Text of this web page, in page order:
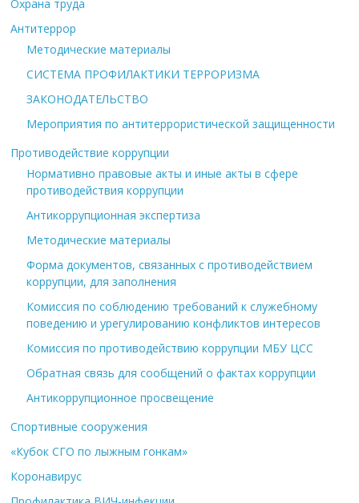
Охрана труда
Антитеррор
Методические материалы
СИСТЕМА ПРОФИЛАКТИКИ ТЕРРОРИЗМА
ЗАКОНОДАТЕЛЬСТВО
Мероприятия по антитеррористической защищенности
Противодействие коррупции
Нормативно правовые акты и иные акты в сфере
противодействия коррупции
Антикоррупционная экспертиза
Методические материалы
Форма документов, связанных с противодействием
коррупции, для заполнения
Комиссия по соблюдению требований к служебному
поведению и урегулированию конфликтов интересов
Комиссия по противодействию коррупции МБУ ЦСС
Обратная связь для сообщений о фактах коррупции
Антикоррупционное просвещение
Спортивные сооружения
«Кубок СГО по лыжным гонкам»
Коронавирус